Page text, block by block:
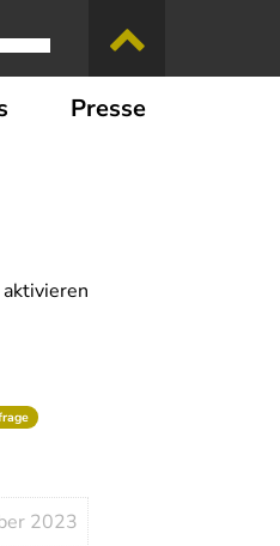
Presse
aktivieren
2023